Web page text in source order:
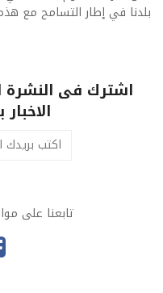
بلدنا في إطار التسامح مع
اشترك فى النشرة
تابعنا على